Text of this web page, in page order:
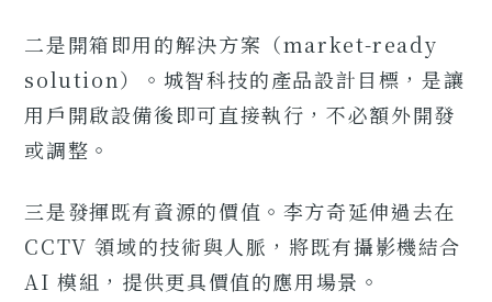
二是開箱即用的解決方案（market-ready
solution）。城智科技的產品設計目標，是讓
用戶開啟設備後即可直接執行，不必額外開發
或調整。
三是發揮既有資源的價值。李方奇延伸過去在
CCTV 領域的技術與人脈，將既有攝影機結合
AI 模組，提供更具價值的應用場景。